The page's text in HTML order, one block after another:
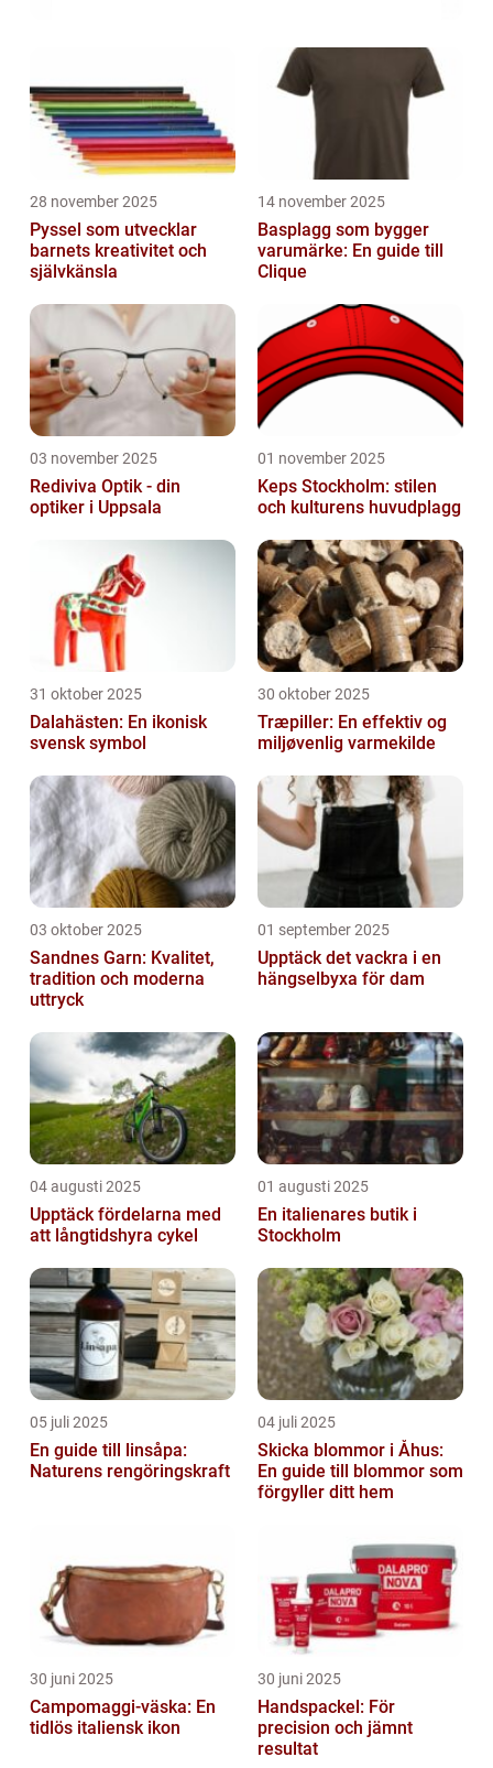
28 november 2025
Pyssel som utvecklar
barnets kreativitet och
självkänsla
14 november 2025
Basplagg som bygger
varumärke: En guide till
Clique
03 november 2025
Rediviva Optik - din
optiker i Uppsala
01 november 2025
Keps Stockholm: stilen
och kulturens huvudplagg
31 oktober 2025
Dalahästen: En ikonisk
svensk symbol
30 oktober 2025
Træpiller: En effektiv og
miljøvenlig varmekilde
03 oktober 2025
Sandnes Garn: Kvalitet,
tradition och moderna
uttryck
01 september 2025
Upptäck det vackra i en
hängselbyxa för dam
04 augusti 2025
Upptäck fördelarna med
att långtidshyra cykel
01 augusti 2025
En italienares butik i
Stockholm
05 juli 2025
En guide till linsåpa:
Naturens rengöringskraft
04 juli 2025
Skicka blommor i Åhus:
En guide till blommor som
förgyller ditt hem
30 juni 2025
Campomaggi-väska: En
tidlös italiensk ikon
30 juni 2025
Handspackel: För
precision och jämnt
resultat